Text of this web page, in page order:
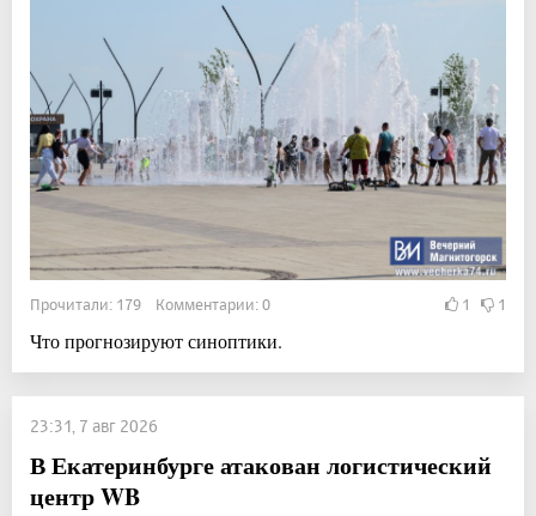
Прочитали: 179 Комментарии: 0 1 1
Что прогнозируют синоптики.
23:31, 7 авг 2026
В Екатеринбурге атакован логистический
центр WB